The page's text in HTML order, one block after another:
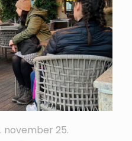
november 25.